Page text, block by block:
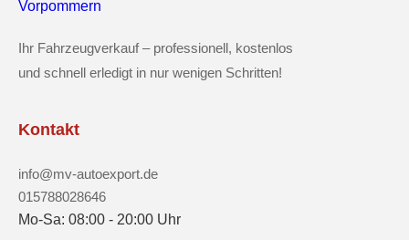
Ihr Fahrzeugverkauf – professionell, kostenlos
und schnell erledigt in nur wenigen Schritten!
Kontakt
info@mv-autoexport.de
015788028646
Mo-Sa: 08:00 - 20:00 Uhr